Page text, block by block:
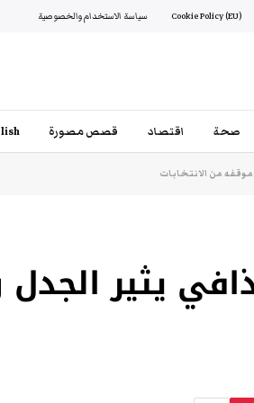
Cookie Policy (EU) سياسة الاستخدام والخصوصية
صحة اقتصاد قصص مصورة
موقفه من الانتخابات
يثير